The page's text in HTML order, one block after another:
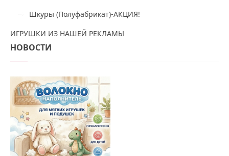
Шкуры (Полуфабрикат)-АКЦИЯ!
ИГРУШКИ ИЗ НАШЕЙ РЕКЛАМЫ
НОВОСТИ